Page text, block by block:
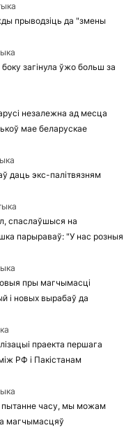
прыводзіць да "змены
загінула ўжо больш за
незалежна ад месца
мае беларускае
даць экс-палітвязням
спаслаўшыся на
парыраваў: "У нас розныя
пры магчымасці
і новых вырабаў да
праекта першага
РФ і Пакістанам
пытанне часу, мы можам
магчымасцяў